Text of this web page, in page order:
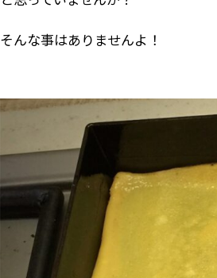
そんな事はありませんよ！